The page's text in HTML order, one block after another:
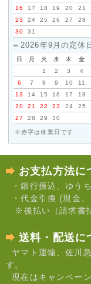
16
17 18 19 20 21
23
24 25 26 27 28
30
31
2026年9月の定休
日 月 火 水 木 金
1
2 3 4
6
7 8 9 10 11
13
14 15 16 17 18
20
21 22 23 24 25
27
28 29 30
※赤字は休業日です
お支払方法に
・銀行振込、ゆう
・代金引換 (現金、
※後払い（請求書
送料・配送に
ヤマト運輸、佐川
す。
現在はキャンペー